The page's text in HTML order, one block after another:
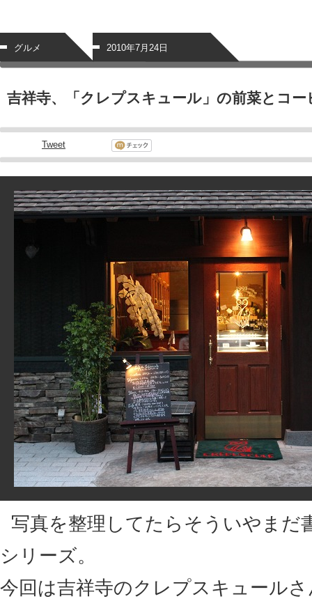
グルメ 2010年7月24日
吉祥寺、「クレプスキュール」の前菜とコー
Tweet
写真を整理してたらそういやまだ
シリーズ。
今回は吉祥寺のクレプスキュール